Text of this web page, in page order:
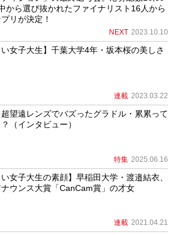
から選び抜かれたファイナリスト16人から
リが決定！
NEXT 2023.10.10
い女子大生】千葉大学4年・坂本桜の美しさ
連載 2023.03.22
望遠レンズでバズったグラドル・累累って
（インタビュー）
特集 2025.06.16
い女子大生の素顔】早稲田大学・渡邉結衣、
ウンス大賞「CanCam賞」の才女
連載 2021.04.21